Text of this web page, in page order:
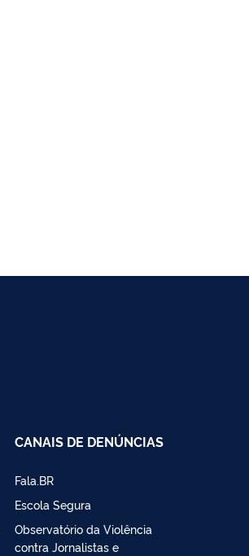
CANAIS DE DENÚNCIAS
Fala.BR
Escola Segura
Observatório da Violência
contra Jornalistas e